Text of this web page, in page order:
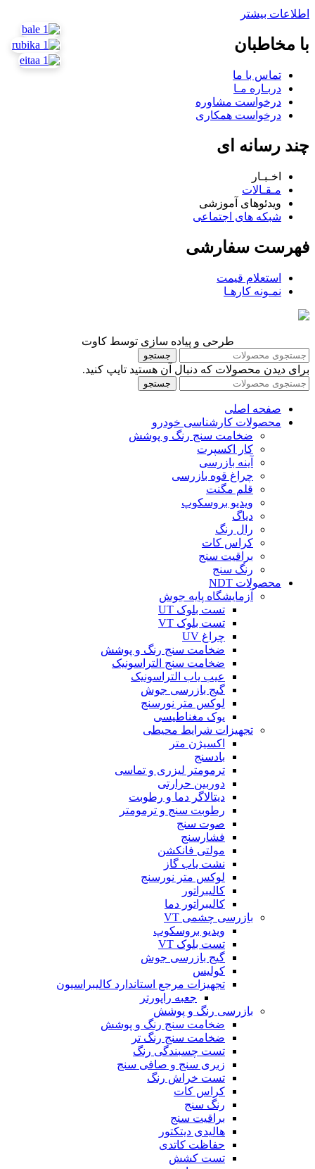
اطلاعات بیشتر
با مخاطبان
تماس با ما
دربـاره مـا
درخواست مشاوره
درخواست همکاری
چند رسانه ای
اخـبـار
مـقـالات
ویدئوهای آموزشی
شبکه های اجتماعی
فهرست سفارشی
استعلام قیمت
نمـونه کارهـا
طرحی و پیاده سازی توسط کاوت
جستجو
برای دیدن محصولات که دنبال آن هستید تایپ کنید.
جستجو
صفحه اصلی
محصولات کارشناسی خودرو
ضخامت سنج رنگ و پوشش
کار اکسپرت
آینه بازرسی
چراغ قوه بازرسی
قلم مگنت
ویدیو بروسکوپ
دیاگ
رال رنگ
کراس کات
براقیت سنج
رنگ سنج
محصولات NDT
آزمایشگاه پایه جوش
تست بلوک UT
تست بلوک VT
چراغ UV
ضخامت سنج رنگ و پوشش
ضخامت سنج التراسونیک
عیب یاب التراسونیک
گیج بازرسی جوش
لوکس متر نورسنج
یوک مغناطیسی
تجهیزات شرایط محیطی
اکسیژن متر
بادسنج
ترمومتر لیزری و تماسی
دوربین حرارتی
دیتالاگر دما و رطوبت
رطوبت سنج و ترمومتر
صوت سنج
فشارسنج
مولتی فانکشن
نشت یاب گاز
لوکس متر نورسنج
کالیبراتور
کالیبراتور دما
بازرسی چشمی VT
ویدیو بروسکوپ
تست بلوک VT
گیج بازرسی جوش
کولیس
تجهیزات مرجع استاندارد کالیبراسیون
جعبه راپورتر
بازرسی رنگ و پوشش
ضخامت سنج رنگ و پوشش
ضخامت سنج رنگ تر
تست چسبندگی رنگ
زبری سنج و صافی سنج
تست خراش رنگ
کراس کات
رنگ سنج
براقیت سنج
هالیدی دیتکتور
حفاظت کاتدی
تست کشش